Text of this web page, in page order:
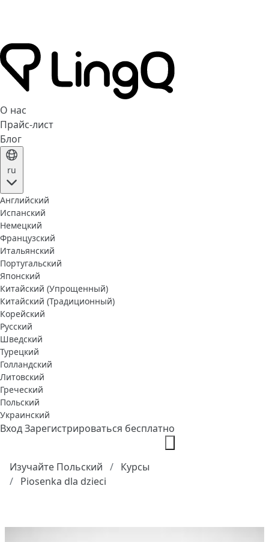
О нас
Прайс-лист
Блог
ru
Английский
Испанский
Немецкий
Французский
Итальянский
Португальский
Японский
Китайский (Упрощенный)
Китайский (Традиционный)
Корейский
Русский
Шведский
Турецкий
Голландский
Литовский
Греческий
Польский
Украинский
ВходЗарегистрироваться бесплатно
Изучайте Польский
Курсы
Piosenka dla dzieci